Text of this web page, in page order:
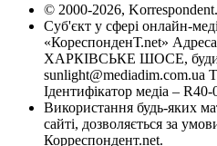
© 2000-2026,
Суб'єкт у сфері онлайн-
«КореспонденТ.net»
ХАРКІВСЬКЕ ШОСЕ,
sunlight@mediadim.com.ua
Ідентифікатор медіа –
Використання будь-яких
сайті, дозволяється за
Корреспондент.net.